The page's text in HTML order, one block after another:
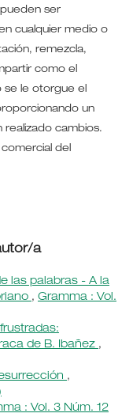
ser
cualquier medio o
remezcla,
como el
se le otorgue el
un
realizado cambios.
del
a
las palabras - A la
, Gramma : Vol.
de B. Ibañez ,
,
: Vol. 3 Núm. 12